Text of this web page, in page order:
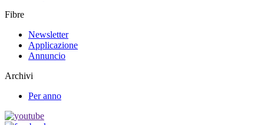
Fibre
Newsletter
Applicazione
Annuncio
Archivi
Per anno